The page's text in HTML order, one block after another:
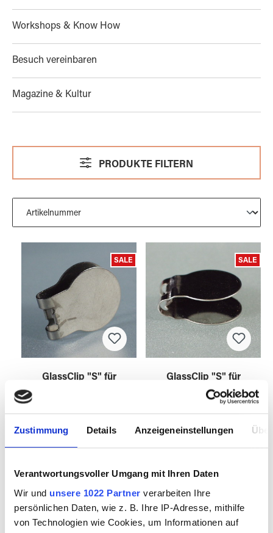
Zustimmung Details Anzeigeneinstellungen
Verantwortungsvoller Umgang mit Ihren Daten
Wir und unsere 1022 Partner verarbeiten Ihre
persönlichen Daten, wie z. B. Ihre IP-Adresse, mithilfe
von Technologien wie Cookies, um Informationen auf
Workshops & Know How
Besuch vereinbaren
Magazine & Kultur
PRODUKTE FILTERN
SALE
GlassClip "S" für
4570104
SALE
GlassClip "S" für
Seil 6 mm
4570106
SALE SALE